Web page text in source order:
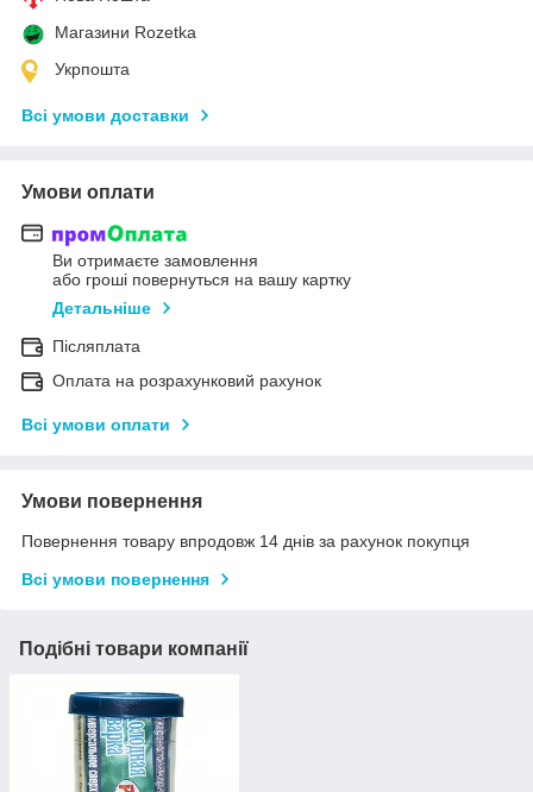
Магазини Rozetka
Укрпошта
Всі умови доставки
Умови оплати
Ви отримаєте замовлення
або гроші повернуться на вашу картку
Детальніше
Післяплата
Оплата на розрахунковий рахунок
Всі умови оплати
Умови повернення
Повернення товару впродовж 14 днів за рахунок покупця
Всі умови повернення
Подібні товари компанії